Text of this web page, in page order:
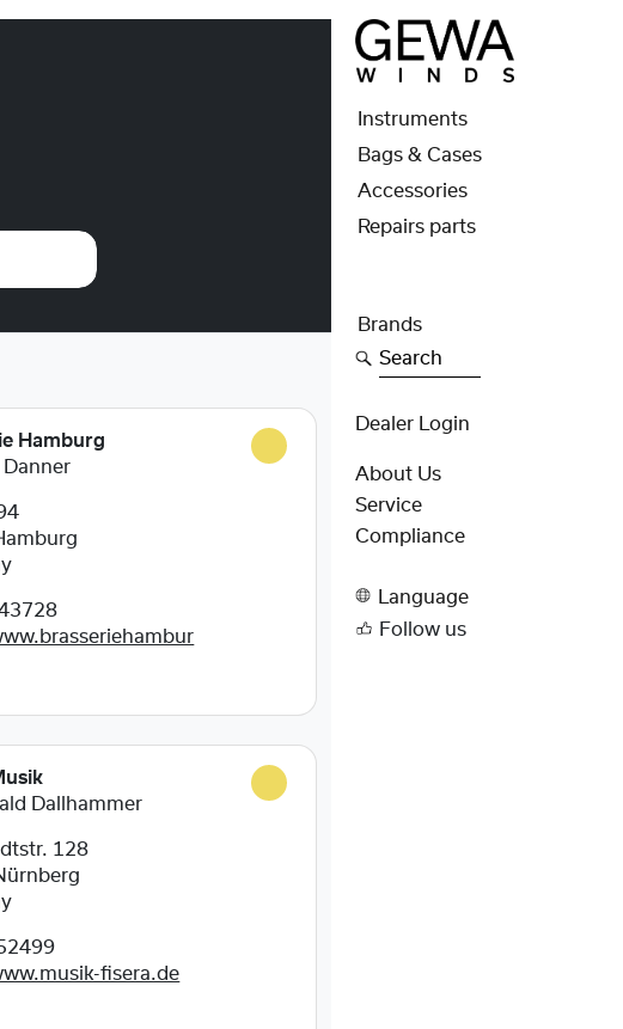
Hamburg
Danner
Dallhammer
128
fisera.de
Instruments
Bags & Cases
Accessories
Repairs parts
Brands
Search
Dealer Login
About Us
Service
Compliance
Language
Follow us